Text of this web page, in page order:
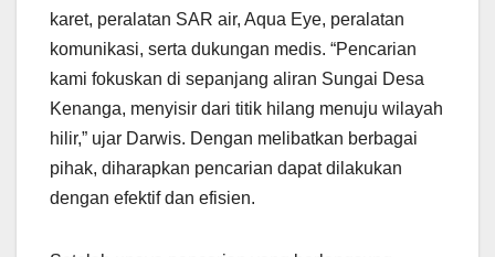
karet, peralatan SAR air, Aqua Eye, peralatan
komunikasi, serta dukungan medis. “Pencarian
kami fokuskan di sepanjang aliran Sungai Desa
Kenanga, menyisir dari titik hilang menuju wilayah
hilir,” ujar Darwis. Dengan melibatkan berbagai
pihak, diharapkan pencarian dapat dilakukan
dengan efektif dan efisien.